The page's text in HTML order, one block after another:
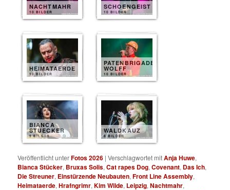
NACHTMAHR
10 BILDER
SCHOENGEIST
10 BILDER
HEIMATAERDE
10 BILDER
PATENBRIGADE
WOLFF
10 BILDER
BIANCA
STUECKER
9 BILDER
WALDKAUZ
8 BILDER
Veröffentlicht unterFotos 2026 |Verschlagwortet mitAnja Huwe,
Bianca Stücker, Bruxas Solis,Cat rapes Dog,Covenant, Das Ich,
Die Streuner, Einstürzende Neubauten,Front Line Assembly,
Heimataerde,Hrafngrimr,Kim Wilde, Leipzig,Nachtmahr,